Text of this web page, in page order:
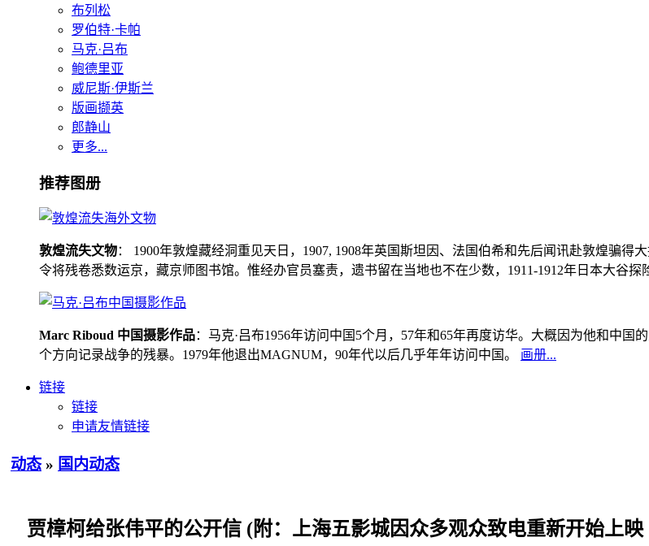
布列松
罗伯特·卡帕
马克·吕布
鲍德里亚
威尼斯·伊斯兰
版画撷英
郎静山
更多...
推荐图册
敦煌流失文物： 1900年敦煌藏经洞重见天日，1907, 1908年英国斯坦因、法国伯希和先后闻讯赴敦煌骗得
令将残卷悉数运京，藏京师图书馆。惟经办官员塞责，遗书留在当地也不在少数，1911-1912年日本大谷探
Marc Riboud 中国摄影作品：马克·吕布1956年访问中国5个月，57年和65年再度访华。大概因为他和中
个方向记录战争的残暴。1979年他退出MAGNUM，90年代以后几乎年年访问中国。 画册...
链接
链接
申请友情链接
动态» 国内动态
贾樟柯给张伟平的公开信 (附：上海五影城因众多观众致电重新开始上